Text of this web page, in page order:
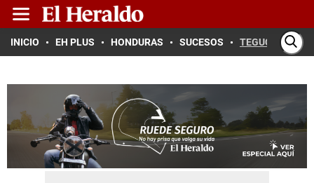
INICIO EH PLUS HONDURAS SUCESOS TEGUCIGALPA